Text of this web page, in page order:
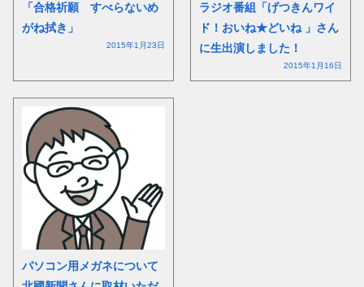
「合格祈願 すべらないめ
がね拭き」
2015年1月23日
ラジオ番組「げつきんワイ
ド！おいね★どいね 」さん
に生出演しました！
2015年1月16日
パソコン用メガネについて